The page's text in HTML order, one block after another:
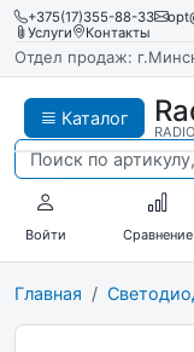
+375(17)355-88-33
Услуги
Контакты
Отдел продаж:
Каталог
Войти Сравнение
Главная